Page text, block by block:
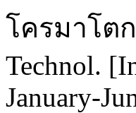
โครมาโต
Technol.
January-